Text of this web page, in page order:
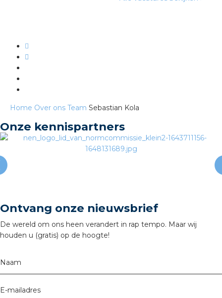
Home Over ons Team Sebastian Kola
Onze kennispartners
Ontvang onze nieuwsbrief
De wereld om ons heen verandert in rap tempo. Maar wij
houden u (gratis) op de hoogte!
Naam
E-mailadres